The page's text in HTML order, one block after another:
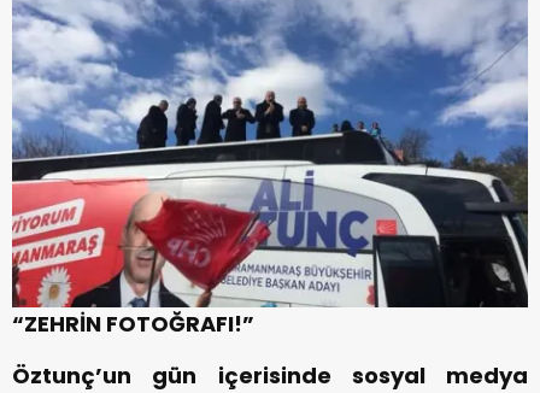
“ZEHRİN FOTOĞRAFI!”
Öztunç’un gün içerisinde sosyal medya